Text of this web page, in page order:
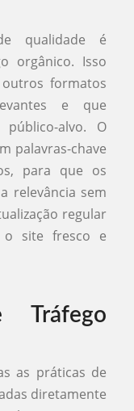
qualidade é
orgânico. Isso
formatos
e que
alvo. O
palavras-chave
para que os
relevância sem
regular
o site fresco e
Tráfego
as práticas de
diretamente